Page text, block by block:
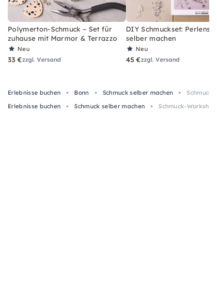
Polymerton-Schmuck – Set für
zuhause mit Marmor & Terrazzo
Neu
33 €zzgl. Versand
DIY Schmuckset:
selber machen
Neu
45 €zzgl. Versand
Erlebnisse buchen Bonn Schmuck selber machen
Erlebnisse buchen
Schmuck selber machen Schmuck-